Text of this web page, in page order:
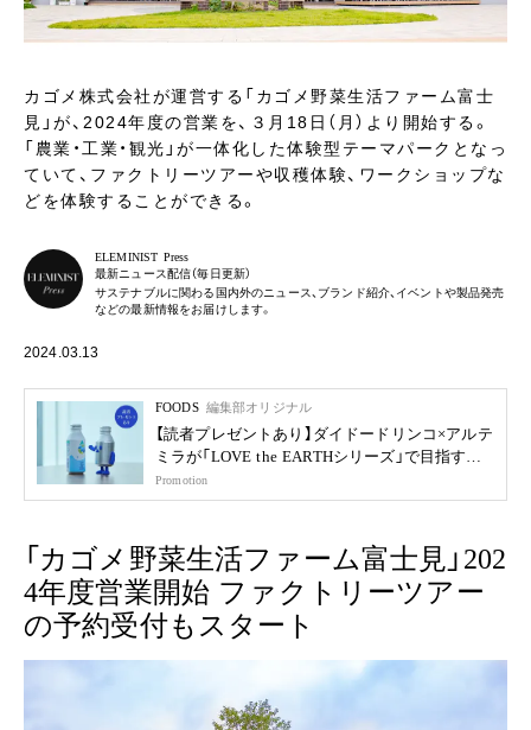
カゴメ株式会社が運営する「カゴメ野菜生活ファーム富士
見」が、2024年度の営業を、３月18日（月）より開始する。
「農業・工業・観光」が一体化した体験型テーマパークとなっ
ていて、ファクトリーツアーや収穫体験、ワークショップな
どを体験することができる。
ELEMINIST Press
最新ニュース配信（毎日更新）
サステナブルに関わる国内外のニュース、ブランド紹介、イベントや製品発売
などの最新情報をお届けします。
2024.03.13
FOODS 編集部オリジナル
【読者プレゼントあり】ダイドードリンコ×アルテ
ミラが「LOVE the EARTHシリーズ」で目指す未
来
Promotion
「カゴメ野菜生活ファーム富士見」202
4年度営業開始 ファクトリーツアー
の予約受付もスタート